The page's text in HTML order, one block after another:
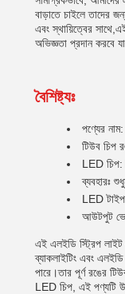
বাড়াতে চাইলে তাদের
এবং স্থায়িত্বের
অভিজ্ঞতা প্রদান করবে
বৈশিষ্ট্যঃ
পণ্যের
টিউব চিপ
LED
ব্যবহারঃ
LED
আউটপুট
এই এলইডি স্ট্রিপ লাইট
ব্যাকলাইটিং এবং
পারে।তার পূর্ণ রঙের
LED চিপ, এই পণ্যটি